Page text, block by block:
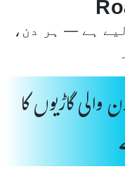
ہے — ہر دن،
گاڑیوں کا